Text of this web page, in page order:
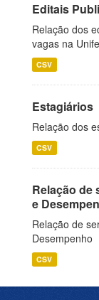
Editais
Relação dos
vagas na
CSV
Estagiários
Relação dos
CSV
Relação de
e
Relação de
Desempenho
CSV